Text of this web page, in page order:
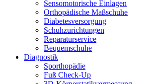
Sensomotorische Einlagen
Orthopädische Maßschuhe
Diabetesversorgung
Schuhzurichtungen
Reparaturservice
Bequemschuhe
Diagnostik
Sporthopädie
Fuß Check-Up